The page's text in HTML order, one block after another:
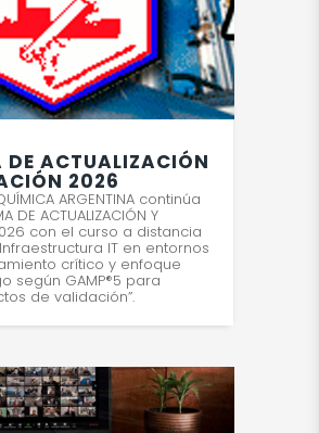
DE ACTUALIZACIÓN
2026
ARGENTINA continúa
DE ACTUALIZACIÓN Y
con el curso a distancia
IT en entornos
crítico y enfoque
según GAMP®5 para
de validación”.